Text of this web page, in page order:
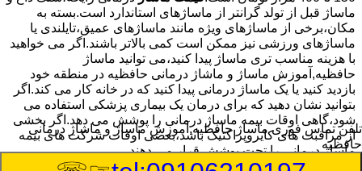
ماساژ قبل از تولد گرانتر از ماساژهای استاندارد است.بسته به
مکان،برخی از ماساژهای ویژه مانند ماساژهای عمیق،تایلندی یا
ماساژهای ورزشی نیز ممکن است کمی بالاتر باشند.اگر می خواهید
با هزینه مناسب تری ماساژ پیدا کنید،می توانید ماساژ
حافظیه,آموزش ماساژ و ماشاژ درمانی حافظیه در منطقه خود
بازدید کنید یا یک ماساژ درمانی پیدا کنید که در خانه کار می کند.اگر
بتوانید نشان دهید که برای درمان یک بیماری پزشکی استفاده می
شود،گاهی اوقات بیمه ماساژ درمانی را پوشش می دهد.اگر بخشی
از مراقبت های کایروپراکتیک باشد،بعضی اوقات شرکت های بیمه
ماساژ درمانی را تحت پوشش قرار می دهند.
تلفن تماس فوریماساژ حافظیه,آموزش ماساژ و ماشاژ درمانی
حافظیه